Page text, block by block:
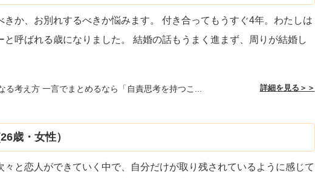
きか、お別れするべきか悩みます。 付き合ってもうすぐ4年。わたしは
と呼ばれる歳になりました。 結婚の話もうまく進まず、周りが結婚し
る考え方 一言でまとめるなら「自責思考を持つこ... 詳細を見る＞＞
歳・女性）
々と恋人ができていく中で、自分だけが取り残されているように感じて